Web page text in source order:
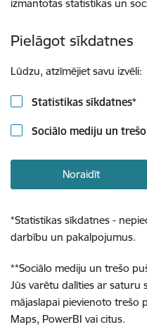
izmantotas statistikas un
Pielāgot sīkdatnes
Lūdzu, atzīmējiet savu izvēli:
Statistikas sīkdatnes*
Sociālo mediju un
Noraidīt
*Statistikas sīkdatnes -
darbību un pakalpojumus.
**Sociālo mediju un trešo
Jūs varētu dalīties ar saturu
mājaslapai pievienoto trešo
Maps, PowerBI vai citus.